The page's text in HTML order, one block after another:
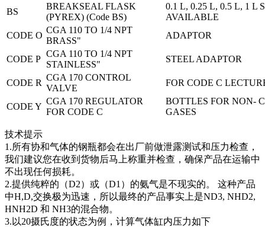
BS
BREAKSEAL FLASK
(PYREX) (Code BS)
0.1 L, 0.25 L, 0.5 L, 1 L
AVAILABLE
CODE O
CGA 110 TO 1/4 NPT
BRASS"
ADAPTOR
CODE P
CGA 110 TO 1/4 NPT
STAINLESS"
STEEL ADAPTOR
CODE R
CGA 170 CONTROL
VALVE
FOR CODE C
CODE Y
CGA 170 REGULATOR
FOR CODE C
BOTTLES FOR NON-
GASES
技术提示
1.所有协和气体的钢瓶都会在出厂前做泄露测试和压力检查，
我们建议您在收到货物后马上称重并检查，确保产品在运输中
不出现任何损耗。
2.提供纯粹的（D2）或（D1）的氨气是不现实的。 这种产品
中H,D,交换极为迅速，所以最终的产品事实上是ND3, NHD2,
HNH2D 和 NH3的混合物。
3.以20摄氏度的状态为例，计算气体缸内压力如下